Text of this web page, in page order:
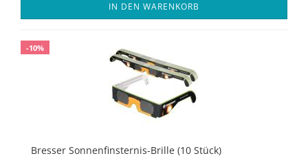
IN DEN WARENKORB
-10%
Bresser Sonnenfinsternis-Brille (10 Stück)